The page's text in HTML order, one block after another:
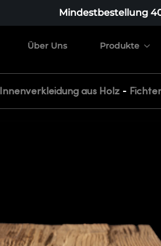
Mindestbestellung
Über Uns Produkte
Innenverkleidung aus Holz -